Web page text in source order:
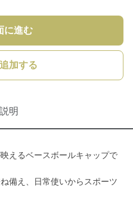
に進む
加する
明
えるベースボールキャップで
備え、日常使いからスポーツ